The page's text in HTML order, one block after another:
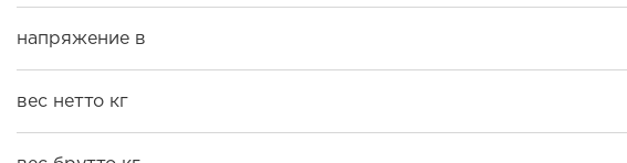
напряжение в
вес нетто кг